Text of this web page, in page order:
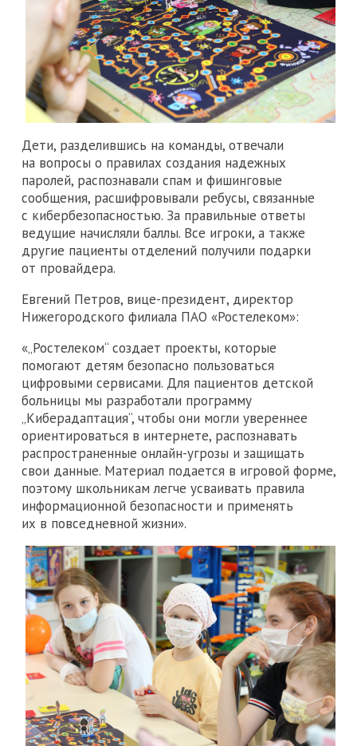
Дети, разделившись на команды, отвечали
на вопросы о правилах создания надежных
паролей, распознавали спам и фишинговые
сообщения, расшифровывали ребусы, связанные
с кибербезопасностью. За правильные ответы
ведущие начисляли баллы. Все игроки, а также
другие пациенты отделений получили подарки
от провайдера.
Евгений Петров, вице-президент, директор
Нижегородского филиала ПАО «Ростелеком»:
«„Ростелеком“ создает проекты, которые
помогают детям безопасно пользоваться
цифровыми сервисами. Для пациентов детской
больницы мы разработали программу
„Киберадаптация“, чтобы они могли увереннее
ориентироваться в интернете, распознавать
распространенные онлайн-угрозы и защищать
свои данные. Материал подается в игровой форме,
поэтому школьникам легче усваивать правила
информационной безопасности и применять
их в повседневной жизни».